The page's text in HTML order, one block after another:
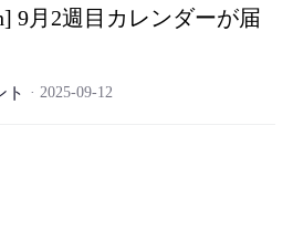
9月2週目カレンダーが届
ト 2025-09-12